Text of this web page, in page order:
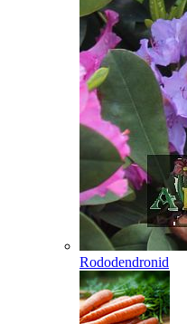
Rododendronid